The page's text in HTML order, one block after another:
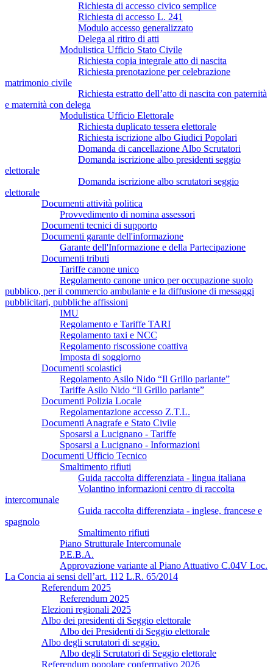
Richiesta di accesso civico semplice
Richiesta di accesso L. 241
Modulo accesso generalizzato
Delega al ritiro di atti
Modulistica Ufficio Stato Civile
Richiesta copia integrale atto di nascita
Richiesta prenotazione per celebrazione
matrimonio civile
Richiesta estratto dell’atto di nascita con paternità
e maternità con delega
Modulistica Ufficio Elettorale
Richiesta duplicato tessera elettorale
Richiesta iscrizione albo Giudici Popolari
Domanda di cancellazione Albo Scrutatori
Domanda iscrizione albo presidenti seggio
elettorale
Domanda iscrizione albo scrutatori seggio
elettorale
Documenti attività politica
Provvedimento di nomina assessori
Documenti tecnici di supporto
Documenti garante dell'informazione
Garante dell'Informazione e della Partecipazione
Documenti tributi
Tariffe canone unico
Regolamento canone unico per occupazione suolo
pubblico, per il commercio ambulante e la diffusione di messaggi
pubblicitari, pubbliche affissioni
IMU
Regolamento e Tariffe TARI
Regolamento taxi e NCC
Regolamento riscossione coattiva
Imposta di soggiorno
Documenti scolastici
Regolamento Asilo Nido “Il Grillo parlante”
Tariffe Asilo Nido “Il Grillo parlante”
Documenti Polizia Locale
Regolamentazione accesso Z.T.L.
Documenti Anagrafe e Stato Civile
Sposarsi a Lucignano - Tariffe
Sposarsi a Lucignano - Informazioni
Documenti Ufficio Tecnico
Smaltimento rifiuti
Guida raccolta differenziata - lingua italiana
Volantino informazioni centro di raccolta
intercomunale
Guida raccolta differenziata - inglese, francese e
spagnolo
Smaltimento rifiuti
Piano Strutturale Intercomunale
P.E.B.A.
Approvazione variante al Piano Attuativo C.04V Loc.
La Concia ai sensi dell’art. 112 L.R. 65/2014
Referendum 2025
Referendum 2025
Elezioni regionali 2025
Albo dei presidenti di Seggio elettorale
Albo dei Presidenti di Seggio elettorale
Albo degli scrutatori di seggio.
Albo degli Scrutatori di Seggio elettorale
Referendum popolare confermativo 2026